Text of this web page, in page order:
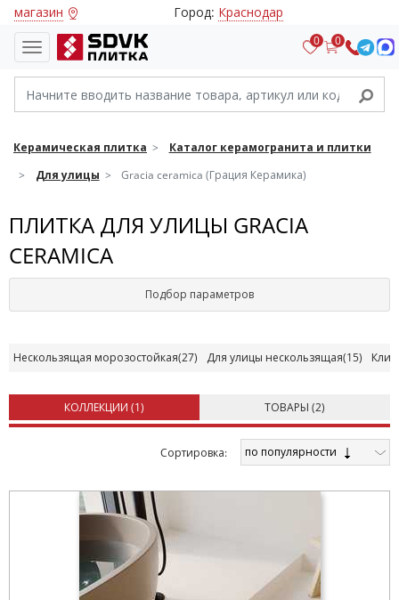
магазин Город: Краснодар
0 0
Керамическая плитка
Каталог керамогранита и плитки
Для улицы
Gracia ceramica (Грация Керамика)
ПЛИТКА ДЛЯ УЛИЦЫ GRACIA
CERAMICA
Подбор параметров
Нескользящая морозостойкая(27) Для улицы нескользящая(15)
КОЛЛЕКЦИИ (1) ТОВАРЫ (2)
Cортировка: по популярности